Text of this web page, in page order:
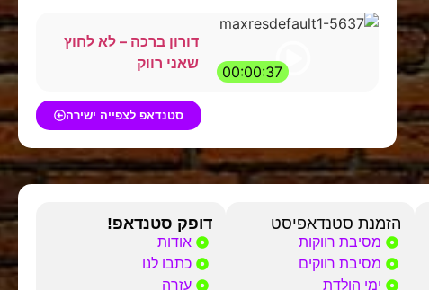
00:00:37
דורון ברכה – לא לחוץ
שאני רווק
סטנדאפ לצפייה ישירה
הזמנת סטנדאפיסט
מסיבת רווקות
מסיבת רווקים
ימי הולדת
דופק סטנדאפ!
אודות
כתבו לנו
עזרה